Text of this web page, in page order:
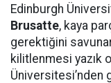
Edinburgh
Brusatte, kaya
gerektiğini
kilitlenmesi yazık
Üniversitesi’nden